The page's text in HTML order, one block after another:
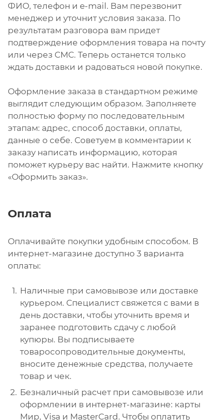
ФИО, телефон и e-mail. Вам перезвонит
менеджер и уточнит условия заказа. По
результатам разговора вам придет
подтверждение оформления товара на почту
или через СМС. Теперь останется только
ждать доставки и радоваться новой покупке.
Оформление заказа в стандартном режиме
выглядит следующим образом. Заполняете
полностью форму по последовательным
этапам: адрес, способ доставки, оплаты,
данные о себе. Советуем в комментарии к
заказу написать информацию, которая
поможет курьеру вас найти. Нажмите кнопку
«Оформить заказ».
Оплата
Оплачивайте покупки удобным способом. В
интернет-магазине доступно 3 варианта
оплаты:
Наличные при самовывозе или доставке
курьером. Специалист свяжется с вами в
день доставки, чтобы уточнить время и
заранее подготовить сдачу с любой
купюры. Вы подписываете
товаросопроводительные документы,
вносите денежные средства, получаете
товар и чек.
Безналичный расчет при самовывозе или
оформлении в интернет-магазине: карты
Мир, Visa и MasterCard. Чтобы оплатить